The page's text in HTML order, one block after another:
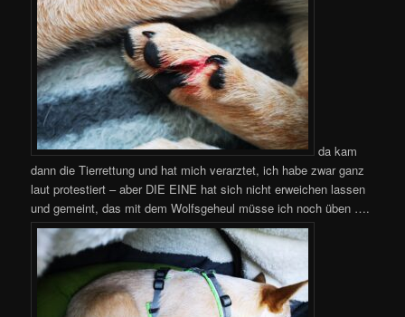
da kam
dann die Tierrettung und hat mich verarztet, ich habe zwar ganz
laut protestiert – aber DIE EINE hat sich nicht erweichen lassen
und gemeint, das mit dem Wolfsgeheul müsse ich noch üben ….